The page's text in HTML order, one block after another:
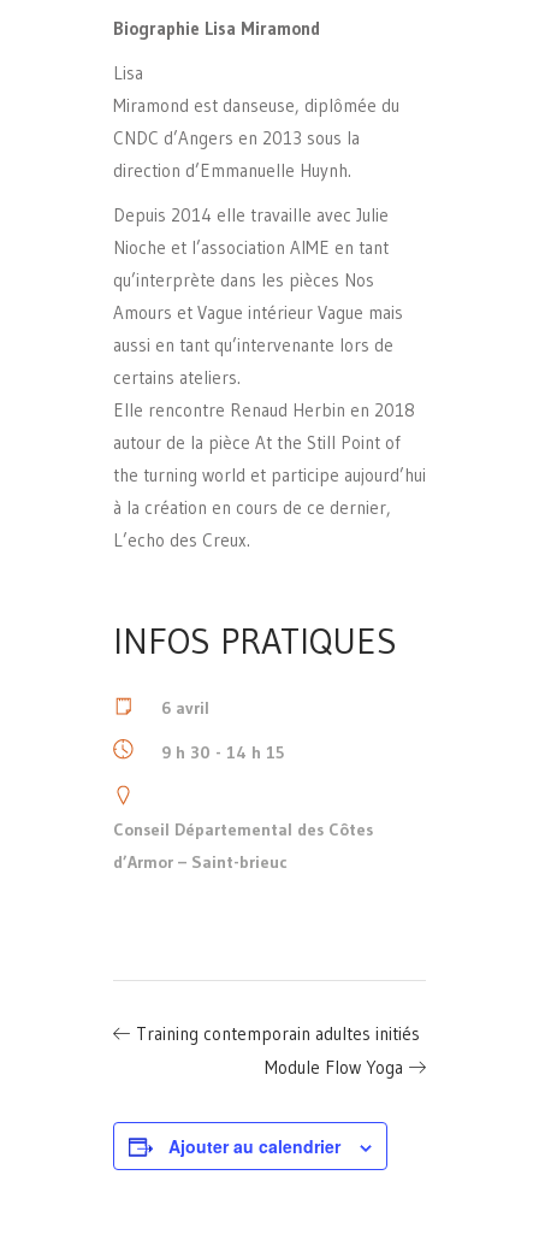
Biographie Lisa Miramond
Lisa
Miramond est danseuse, diplômée du
CNDC d’Angers en 2013 sous la
direction d’Emmanuelle Huynh.
Depuis 2014 elle travaille avec Julie
Nioche et l’association AIME en tant
qu’interprète dans les pièces Nos
Amours et Vague intérieur Vague mais
aussi en tant qu’intervenante lors de
certains ateliers.
Elle rencontre Renaud Herbin en 2018
autour de la pièce At the Still Point of
the turning world et participe aujourd’hui
à la création en cours de ce dernier,
L’echo des Creux.
INFOS PRATIQUES
6 avril
9 h 30 - 14 h 15
Conseil Départemental des Côtes
d’Armor – Saint-brieuc
Training contemporain adultes initiés
Module Flow Yoga
Ajouter au calendrier